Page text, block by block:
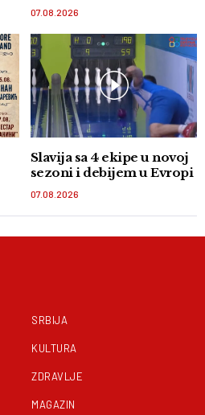
07.08.2026
Slavija sa 4 ekipe u novoj
sezoni i debijem u Evropi
07.08.2026
SRBIJA
KULTURA
ZDRAVLJE
MAGAZIN